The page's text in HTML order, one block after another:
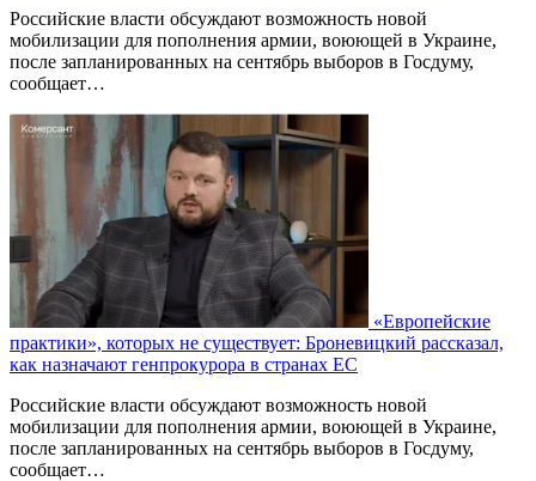
Российские власти обсуждают возможность новой
мобилизации для пополнения армии, воюющей в Украине,
после запланированных на сентябрь выборов в Госдуму,
сообщает…
«Европейские
практики», которых не существует: Броневицкий рассказал,
как назначают генпрокурора в странах ЕС
Российские власти обсуждают возможность новой
мобилизации для пополнения армии, воюющей в Украине,
после запланированных на сентябрь выборов в Госдуму,
сообщает…